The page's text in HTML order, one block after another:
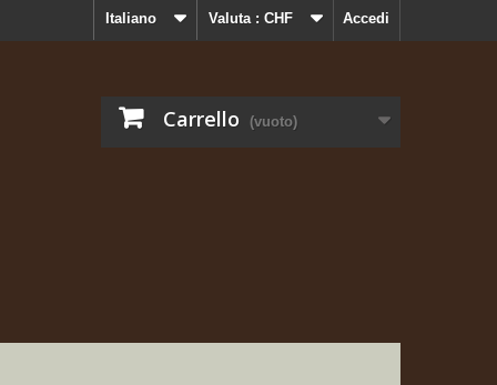
Accedi
Valuta : CHF
Italiano
Carrello (vuoto)